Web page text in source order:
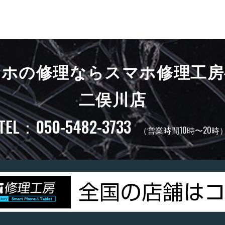
の修理ならスマホ修理工
二俣川店
：050-5482-3733 （営業時間10時〜20時